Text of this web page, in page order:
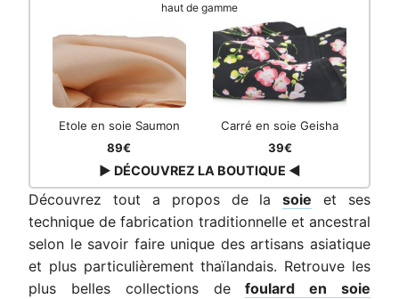
haut de gamme
Etole en soie Saumon
89€
Carré en soie Geisha
39€
▶ DÉCOUVREZ LA BOUTIQUE ◀
Découvrez tout a propos de lasoie et ses
technique de fabrication traditionnelle et ancestral
selon le savoir faire unique des artisans asiatique
et plus particulièrement thaïlandais. Retrouve les
plus belles collections defoulard en soie